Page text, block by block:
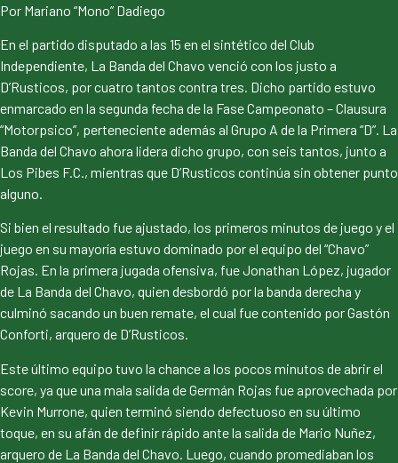
Por Mariano “Mono” Dadiego
En el partido disputado a las 15 en el sintético del Club
Independiente, La Banda del Chavo venció con los justo a
D’Rusticos, por cuatro tantos contra tres. Dicho partido estuvo
enmarcado en la segunda fecha de la Fase Campeonato – Clausura
“Motorpsico”, perteneciente además al Grupo A de la Primera “D”. La
Banda del Chavo ahora lidera dicho grupo, con seis tantos, junto a
Los Pibes F.C., mientras que D’Rusticos continúa sin obtener punto
alguno.
Si bien el resultado fue ajustado, los primeros minutos de juego y el
juego en su mayoría estuvo dominado por el equipo del “Chavo”
Rojas. En la primera jugada ofensiva, fue Jonathan López, jugador
de La Banda del Chavo, quien desbordó por la banda derecha y
culminó sacando un buen remate, el cual fue contenido por Gastón
Conforti, arquero de D’Rusticos.
Este último equipo tuvo la chance a los pocos minutos de abrir el
score, ya que una mala salida de Germán Rojas fue aprovechada por
Kevin Murrone, quien terminó siendo defectuoso en su último
toque, en su afán de definir rápido ante la salida de Mario Nuñez,
arquero de La Banda del Chavo. Luego, cuando promediaban los